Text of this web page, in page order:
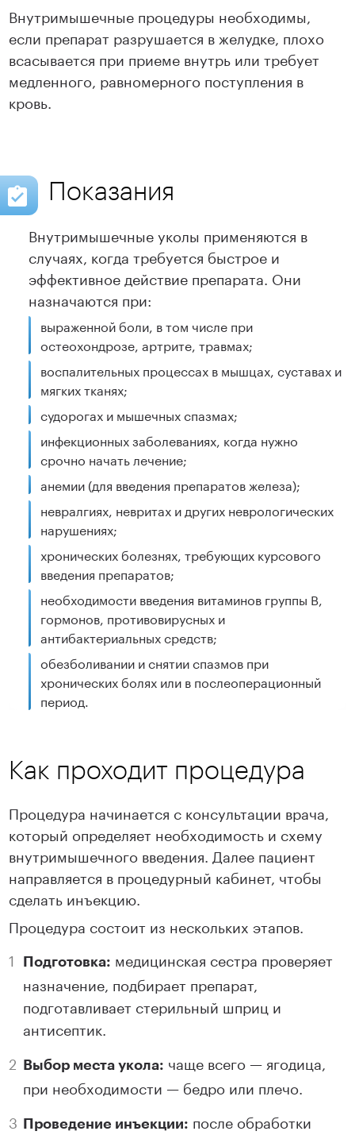
Внутримышечные процедуры необходимы,
если препарат разрушается в желудке, плохо
всасывается при приеме внутрь или требует
медленного, равномерного поступления в
кровь.
Показания
Внутримышечные уколы применяются в
случаях, когда требуется быстрое и
эффективное действие препарата. Они
назначаются при:
выраженной боли, в том числе при
остеохондрозе, артрите, травмах;
воспалительных процессах в мышцах, суставах и
мягких тканях;
судорогах и мышечных спазмах;
инфекционных заболеваниях, когда нужно
срочно начать лечение;
анемии (для введения препаратов железа);
невралгиях, невритах и других неврологических
нарушениях;
хронических болезнях, требующих курсового
введения препаратов;
необходимости введения витаминов группы B,
гормонов, противовирусных и
антибактериальных средств;
обезболивании и снятии спазмов при
хронических болях или в послеоперационный
период.
Как проходит процедура
Процедура начинается с консультации врача,
который определяет необходимость и схему
внутримышечного введения. Далее пациент
направляется в процедурный кабинет, чтобы
сделать инъекцию.
Процедура состоит из нескольких этапов.
Подготовка: медицинская сестра проверяет
назначение, подбирает препарат,
подготавливает стерильный шприц и
антисептик.
Выбор места укола: чаще всего — ягодица,
при необходимости — бедро или плечо.
Проведение инъекции: после обработки